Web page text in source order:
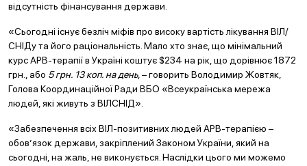
відсутність фінансування держави.
«Сьогодні існує безліч міфів про високу вартість лікування ВІЛ/
СНІДу та його раціональність. Мало хто знає, що мінімальний
курс АРВ-терапії в Україні коштує $234 на рік, що дорівнює 1872
грн., або 5 грн. 13 коп. на день, – говорить Володимир Жовтяк,
Голова Координаційної Ради ВБО «Всеукраїнська мережа
людей, які живуть з ВІЛСНІД».
«Забезпечення всіх ВІЛ-позитивних людей АРВ-терапією –
обов’язок держави, закріплений Законом України, який на
сьогодні, на жаль, не виконується. Наслідки цього ми можемо